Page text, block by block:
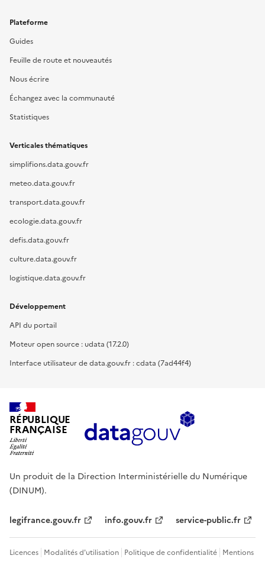
Plateforme
Guides
Feuille de route et nouveautés
Nous écrire
Échangez avec la communauté
Statistiques
Verticales thématiques
simplifions.data.gouv.fr
meteo.data.gouv.fr
transport.data.gouv.fr
ecologie.data.gouv.fr
defis.data.gouv.fr
culture.data.gouv.fr
logistique.data.gouv.fr
Développement
API du portail
Moteur open source : udata (17.2.0)
Interface utilisateur de data.gouv.fr : cdata (7ad44f4)
RÉPUBLIQUE
FRANÇAISE
Un produit de la Direction Interministérielle du Numérique
(DINUM).
legifrance.gouv.fr info.gouv.fr service-public.fr
Licences Modalités d'utilisation Politique de confidentialité Mentions